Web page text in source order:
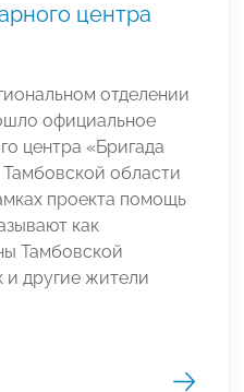
центра
отделении
официальное
центра «Бригада
области
проекта помощь
как
Тамбовской
другие жители